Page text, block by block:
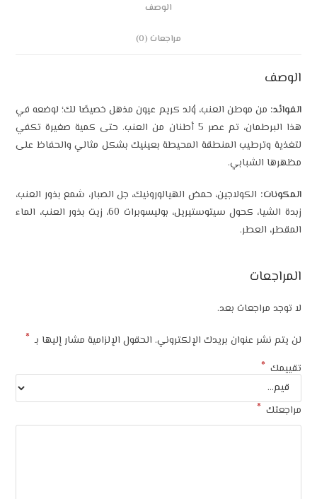
الوصف
مراجعات (0)
الوصف
الفوائد: من موطن العنب، وُلد كريم عيون مذهل خصيصًا لك؛ لوضعه في
هذا البرطمان، تم عصر 5 أطنان من العنب. حتى كمية صغيرة تكفي
لتغذية وترطيب المنطقة المحيطة بعينيك بشكل مثالي والحفاظ على
مظهرها الشبابي.
المكونات: الكولاجين، حمض الهيالورونيك، جل الصبار، شمع بذور العنب،
زبدة الشيا، كحول سيتوستيريل، بوليسوبرات 60، زيت بذور العنب، الماء
المقطر، العطر.
المراجعات
لا توجد مراجعات بعد.
لن يتم نشر عنوان بريدك الإلكتروني. الحقول الإلزامية مشار إليها بـ *
تقييمك *
مراجعتك *